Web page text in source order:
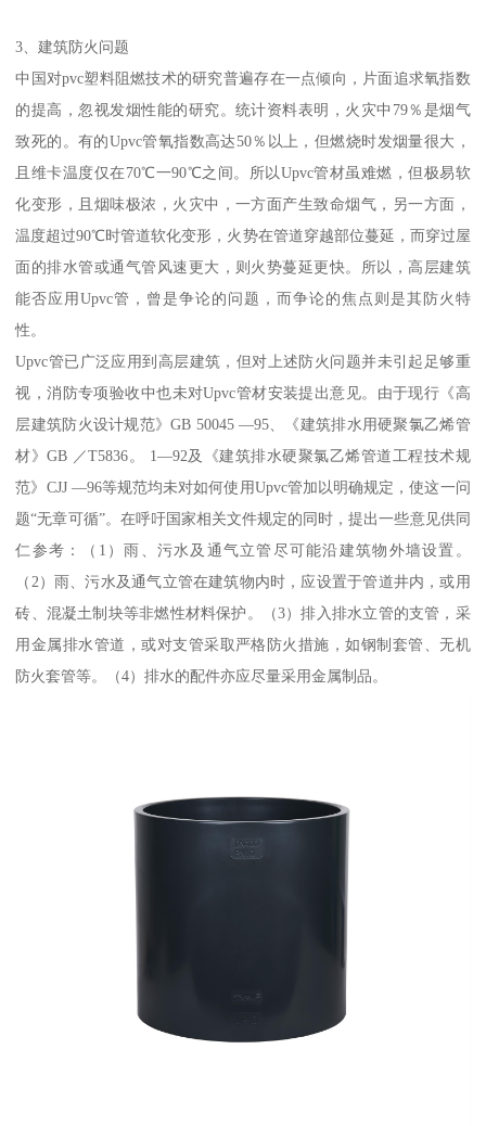
3、建筑防火问题
中国对pvc塑料阻燃技术的研究普遍存在一点倾向，片面追求氧指数
的提高，忽视发烟性能的研究。统计资料表明，火灾中79％是烟气
致死的。有的Upvc管氧指数高达50％以上，但燃烧时发烟量很大，
且维卡温度仅在70℃一90℃之间。所以Upvc管材虽难燃，但极易软
化变形，且烟味极浓，火灾中，一方面产生致命烟气，另一方面，
温度超过90℃时管道软化变形，火势在管道穿越部位蔓延，而穿过屋
面的排水管或通气管风速更大，则火势蔓延更快。所以，高层建筑
能否应用Upvc管，曾是争论的问题，而争论的焦点则是其防火特
性。
Upvc管已广泛应用到高层建筑，但对上述防火问题并未引起足够重
视，消防专项验收中也未对Upvc管材安装提出意见。由于现行《高
层建筑防火设计规范》GB 50045 —95、《建筑排水用硬聚氯乙烯管
材》GB ／T5836。 1—92及《建筑排水硬聚氯乙烯管道工程技术规
范》CJJ —96等规范均未对如何使用Upvc管加以明确规定，使这一问
题“无章可循”。在呼吁国家相关文件规定的同时，提出一些意见供同
仁参考：（1）雨、污水及通气立管尽可能沿建筑物外墙设置。
（2）雨、污水及通气立管在建筑物内时，应设置于管道井内，或用
砖、混凝土制块等非燃性材料保护。（3）排入排水立管的支管，采
用金属排水管道，或对支管采取严格防火措施，如钢制套管、无机
防火套管等。（4）排水的配件亦应尽量采用金属制品。